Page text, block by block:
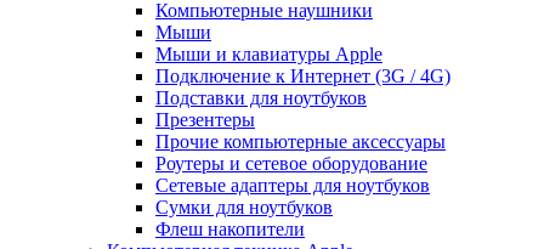
Компьютерные наушники
Мыши
Мыши и клавиатуры Apple
Подключение к Интернет (3G / 4G)
Подставки для ноутбуков
Презентеры
Прочие компьютерные аксессуары
Роутеры и сетевое оборудование
Сетевые адаптеры для ноутбуков
Сумки для ноутбуков
Флеш накопители